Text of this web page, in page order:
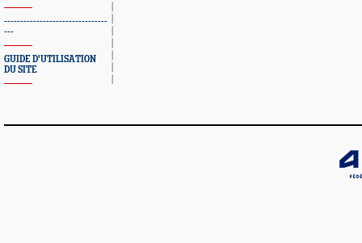
--------------------------------
---
GUIDE D'UTILISATION
DU SITE